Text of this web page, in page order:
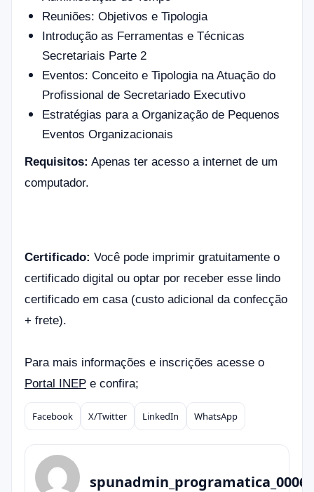
Reuniões: Objetivos e Tipologia
Introdução as Ferramentas e Técnicas
Secretariais Parte 2
Eventos: Conceito e Tipologia na Atuação do
Profissional de Secretariado Executivo
Estratégias para a Organização de Pequenos
Eventos Organizacionais
Requisitos: Apenas ter acesso a internet de um
computador.
Certificado: Você pode imprimir gratuitamente o
certificado digital ou optar por receber esse lindo
certificado em casa (custo adicional da confecção
+ frete).
Para mais informações e inscrições acesse o
Portal INEP e confira;
Compartilhar
Facebook X/Twitter LinkedIn WhatsApp
spunadmin_programatica_0006